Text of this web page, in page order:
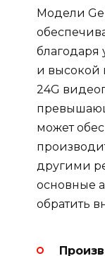
Модели
благодаря
и высокой
24G
может
другими
основные
обратить